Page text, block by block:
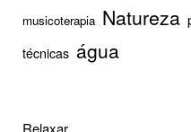
musicoterapia Natureza
técnicas água
Relaxar